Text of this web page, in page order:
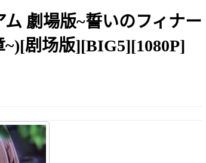
劇場版~誓いのフィナー
剧场版][BIG5][1080P]